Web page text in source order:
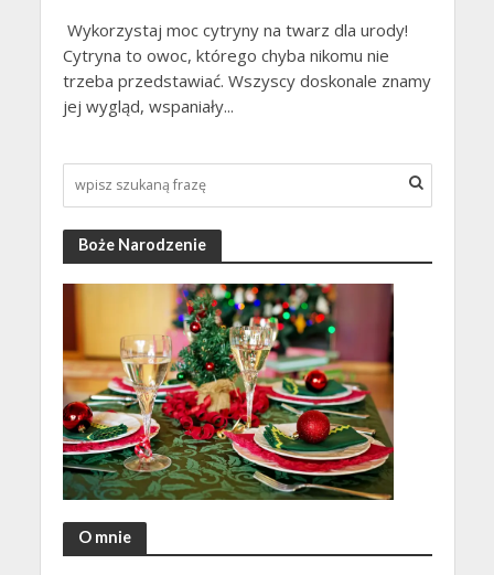
Wykorzystaj moc cytryny na twarz dla urody!
Cytryna to owoc, którego chyba nikomu nie
trzeba przedstawiać. Wszyscy doskonale znamy
jej wygląd, wspaniały...
Boże Narodzenie
O mnie